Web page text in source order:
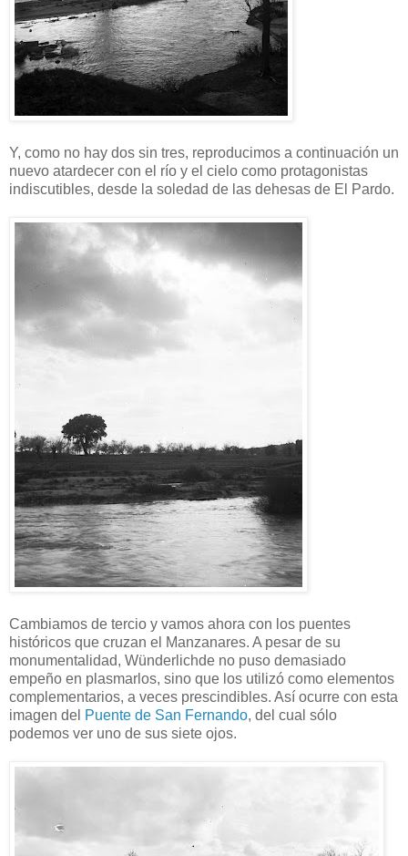
Y, como no hay dos sin tres, reproducimos a continuación un
nuevo atardecer con el río y el cielo como protagonistas
indiscutibles, desde la soledad de las dehesas de El Pardo.
Cambiamos de tercio y vamos ahora con los puentes
históricos que cruzan el Manzanares. A pesar de su
monumentalidad, Wünderlichde no puso demasiado
empeño en plasmarlos, sino que los utilizó como elementos
complementarios, a veces prescindibles. Así ocurre con esta
imagen del Puente de San Fernando, del cual sólo
podemos ver uno de sus siete ojos.